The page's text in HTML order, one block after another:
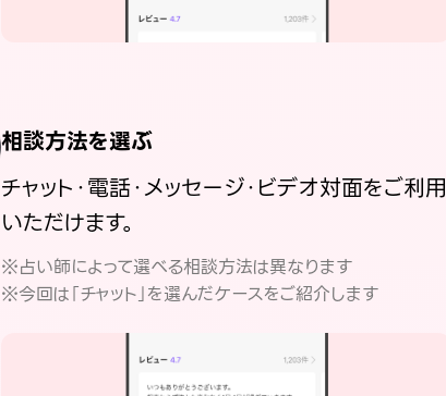
相談方法を選ぶ
チャット・電話・メッセージ・ビデオ対面をご利用
いただけます。
※占い師によって選べる相談方法は異なります
※今回は「チャット」を選んだケースをご紹介します